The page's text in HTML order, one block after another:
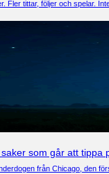
Fler tittar, följer och spelar.
som går att tippa
från Chicago, den